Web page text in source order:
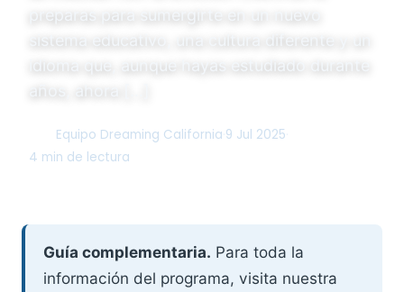
preparas para sumergirte en un nuevo
sistema educativo, una cultura diferente y un
idioma que, aunque hayas estudiado durante
años, ahora […]
Equipo Dreaming California 9 Jul 2025
4 min de lectura
Guía complementaria. Para toda la
información del programa, visita nuestra